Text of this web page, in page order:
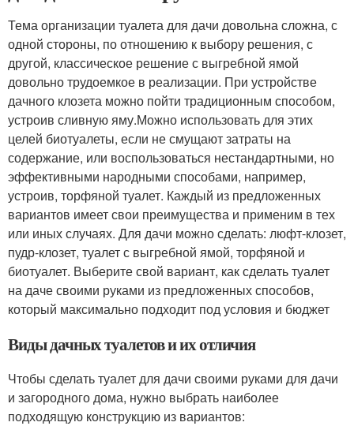
Тема организации туалета для дачи довольна сложна, с
одной стороны, по отношению к выбору решения, с
другой, классическое решение с выгребной ямой
довольно трудоемкое в реализации. При устройстве
дачного клозета можно пойти традиционным способом,
устроив сливную яму.Можно использовать для этих
целей биотуалеты, если не смущают затраты на
содержание, или воспользоваться нестандартными, но
эффективными народными способами, например,
устроив, торфяной туалет. Каждый из предложенных
вариантов имеет свои преимущества и применим в тех
или иных случаях. Для дачи можно сделать: люфт-клозет,
пудр-клозет, туалет с выгребной ямой, торфяной и
биотуалет. Выберите свой вариант, как сделать туалет
на даче своими руками из предложенных способов,
который максимально подходит под условия и бюджет
Виды дачных туалетов и их отличия
Чтобы сделать туалет для дачи своими руками для дачи
и загородного дома, нужно выбрать наиболее
подходящую конструкцию из вариантов: